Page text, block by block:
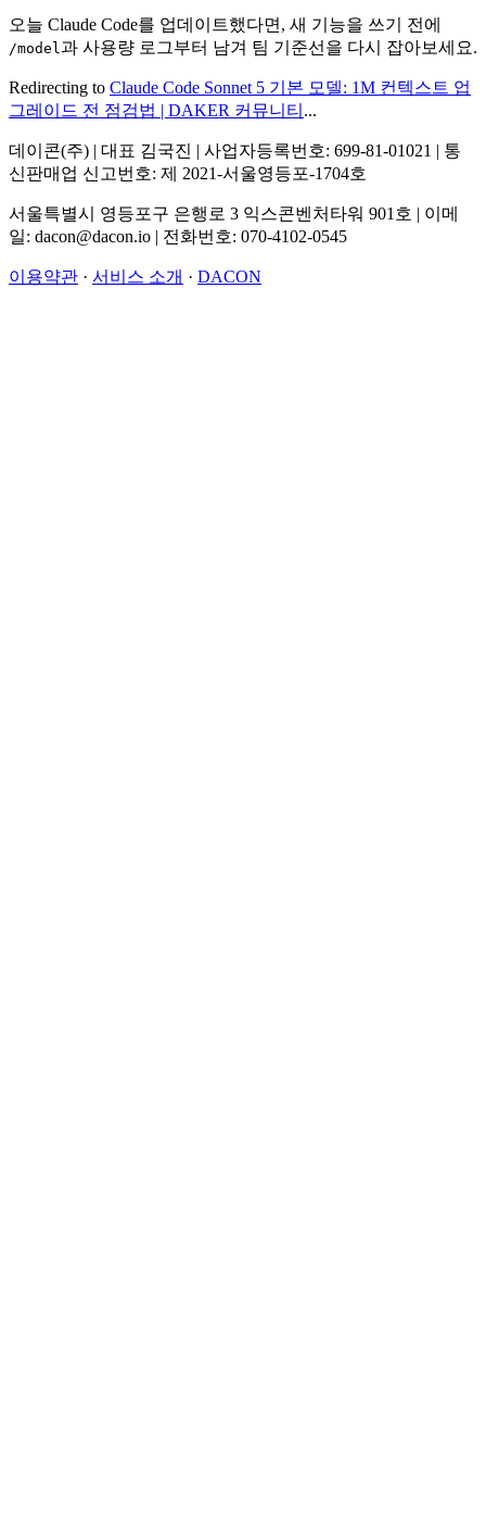
오늘 Claude Code를 업데이트했다면, 새 기능을 쓰기 전에
/model 과 사용량 로그부터 남겨 팀 기준선을 다시 잡아보세요.
Redirecting to Claude Code Sonnet 5 기본 모델: 1M 컨텍스트 업
그레이드 전 점검법 | DAKER 커뮤니티 ...
데이콘(주) | 대표 김국진 | 사업자등록번호: 699-81-01021 | 통
신판매업 신고번호: 제 2021-서울영등포-1704호
서울특별시 영등포구 은행로 3 익스콘벤처타워 901호 | 이메
일: dacon@dacon.io | 전화번호: 070-4102-0545
이용약관 · 서비스 소개 · DACON